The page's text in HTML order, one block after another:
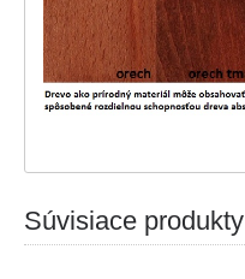
Súvisiace produkty